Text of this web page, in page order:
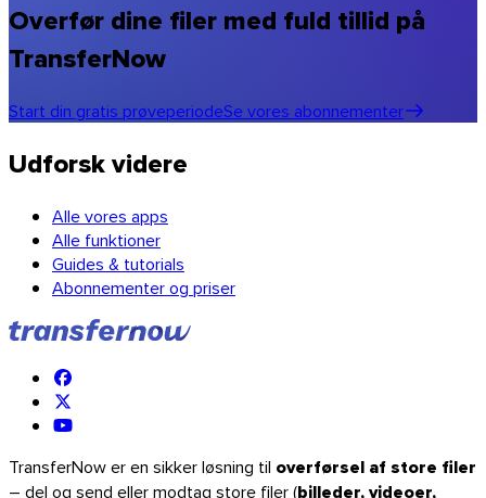
Overfør dine filer med fuld tillid på
TransferNow
Start din gratis prøveperiodeSe vores abonnementer
Udforsk videre
Alle vores apps
Alle funktioner
Guides & tutorials
Abonnementer og priser
TransferNow er en sikker løsning til overførsel af store filer
– del og send eller modtag store filer (billeder, videoer,